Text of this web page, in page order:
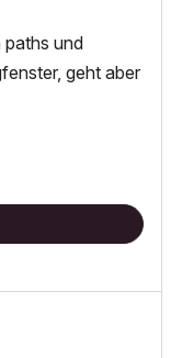
paths und
geht aber